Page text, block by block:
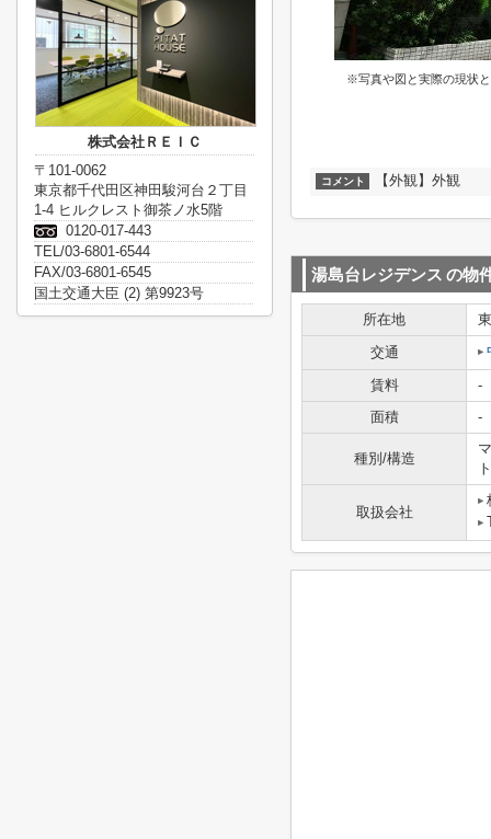
※写真や図と実際の現状
コメント 【外観】外観
湯島台レジデンス の物
所在地
交通
賃料
-
面積
-
種別/構造
ト
取扱会社
株式会社ＲＥＩＣ
〒101-0062
東京都千代田区神田駿河台２丁目
1-4 ヒルクレスト御茶ノ水5階
0120-017-443
TEL/03-6801-6544
FAX/03-6801-6545
国土交通大臣 (2) 第9923号